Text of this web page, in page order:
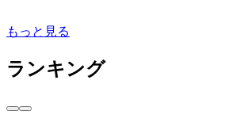
もっと見る
ランキング